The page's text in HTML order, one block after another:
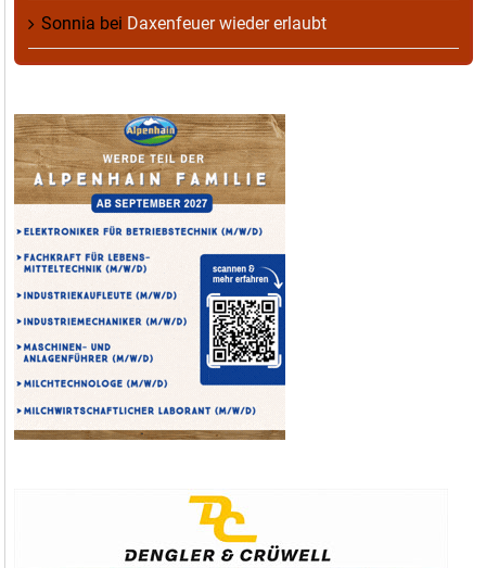
Sonnia bei Daxenfeuer wieder erlaubt